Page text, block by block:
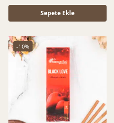
Sepete Ekle
-10%